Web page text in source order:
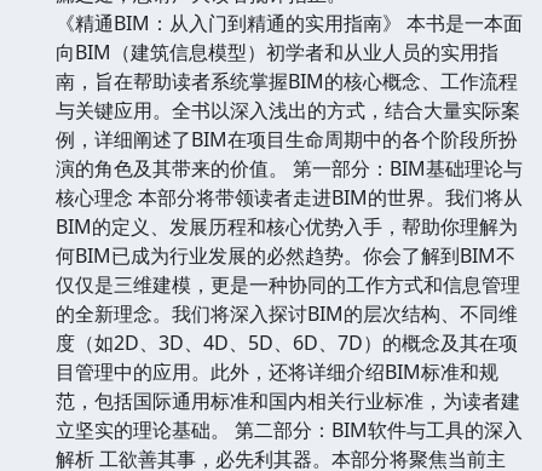
《精通BIM：从入门到精通的实用指南》 本书是一本面
向BIM（建筑信息模型）初学者和从业人员的实用指
南，旨在帮助读者系统掌握BIM的核心概念、工作流程
与关键应用。全书以深入浅出的方式，结合大量实际案
例，详细阐述了BIM在项目生命周期中的各个阶段所扮
演的角色及其带来的价值。 第一部分：BIM基础理论与
核心理念 本部分将带领读者走进BIM的世界。我们将从
BIM的定义、发展历程和核心优势入手，帮助你理解为
何BIM已成为行业发展的必然趋势。你会了解到BIM不
仅仅是三维建模，更是一种协同的工作方式和信息管理
的全新理念。我们将深入探讨BIM的层次结构、不同维
度（如2D、3D、4D、5D、6D、7D）的概念及其在项
目管理中的应用。此外，还将详细介绍BIM标准和规
范，包括国际通用标准和国内相关行业标准，为读者建
立坚实的理论基础。 第二部分：BIM软件与工具的深入
解析 工欲善其事，必先利其器。本部分将聚焦当前主